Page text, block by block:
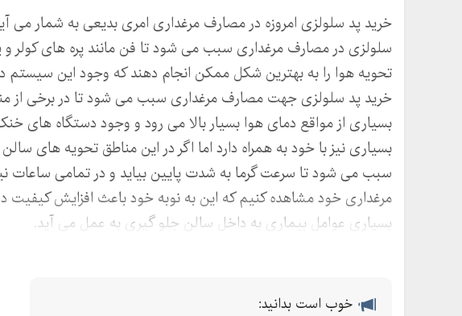
خرید پد سلولزی امروزه در مصارف مرغداری امری بدیعی به شمار می
سلولزی در مصارف مرغداری سبب می شود تا فن مانند پره های کولر و
تحویه هوا را به بهترین شکل ممکن انجام دهند که وجود این سیستم
خرید پد سلولزی جهت مصارف مرغداری سبب می شود تا در برخی از
بسیاری از مواقع دمای هوا بسیار بالا می رود و وجود دستگاه های
بسیاری نیز با خود به همراه دارد اما اگر در این مناطق تحویه های
سبب می شود تا سرعت گرما به شدت پایین بیاید و در تمامی ساعات
مرغداری خود مشاهده کنیم که این به نوبه خود باعث افزایش کیفیت
بسیاری عوامل بیماری به داخل سالن جلو گیری به عمل می آید.
پد سلولزی به این دلیل که آب زیادی را درون خود نگه می دارد
گونه ای طراحی شده که از ورود باکتری و عوامل بیماری زا به داخل
خوب است بدانید: